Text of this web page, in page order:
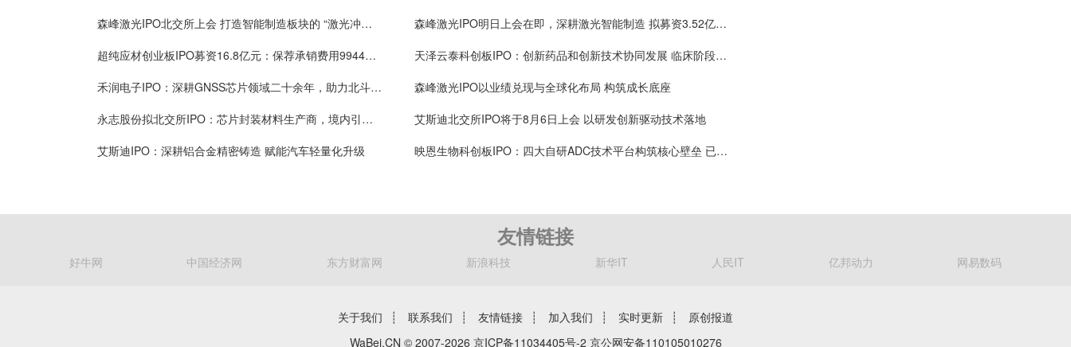
森峰激光IPO北交所上会 打造智能制造板块的 “激光冲击波”
森峰激光IPO明日上会在即，深耕激光智能制造 拟募资3.52亿元扩产增效
超纯应材创业板IPO募资16.8亿元：保荐承销费用9944万元 保代袁琳翕、张冠峰或可拿奖金
天泽云泰科创板IPO：创新药品和创新技术协同发展 临床阶段产品研发进度均为全球首位或前三
禾润电子IPO：深耕GNSS芯片领域二十余年，助力北斗产业链自主可控，出货量国内厂商第一
森峰激光IPO以业绩兑现与全球化布局 构筑成长底座
永志股份拟北交所IPO：芯片封装材料生产商，境内引线框架市占率7.63%，长电科技、通富微电供应商
艾斯迪北交所IPO将于8月6日上会 以研发创新驱动技术落地
艾斯迪IPO：深耕铝合金精密铸造 赋能汽车轻量化升级
映恩生物科创板IPO：四大自研ADC技术平台构筑核心壁垒 已构建起覆盖10款临床阶段资产的丰富管线
友情链接
好牛网 中国经济网 东方财富网 新浪科技 新华IT 人民IT 亿邦动力 网易数码
关于我们 ┊ 联系我们 ┊ 友情链接 ┊ 加入我们 ┊ 实时更新 ┊
原创报道
WaBei.CN © 2007-2026 京ICP备11034405号-2 京公网安备110105010276